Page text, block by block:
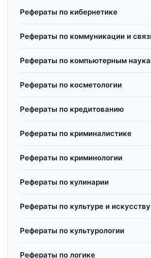
Рефераты по кибернетике
Рефераты по коммуникации и
Рефераты по компьютерным
Рефераты по косметологии
Рефераты по кредитованию
Рефераты по криминалистике
Рефераты по криминологии
Рефераты по кулинарии
Рефераты по культуре и искусству
Рефераты по культурологии
Рефераты по логике